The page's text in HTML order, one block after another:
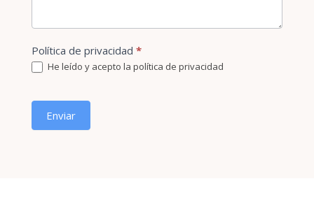
Política de privacidad *
He leído y acepto la política de privacidad
Enviar